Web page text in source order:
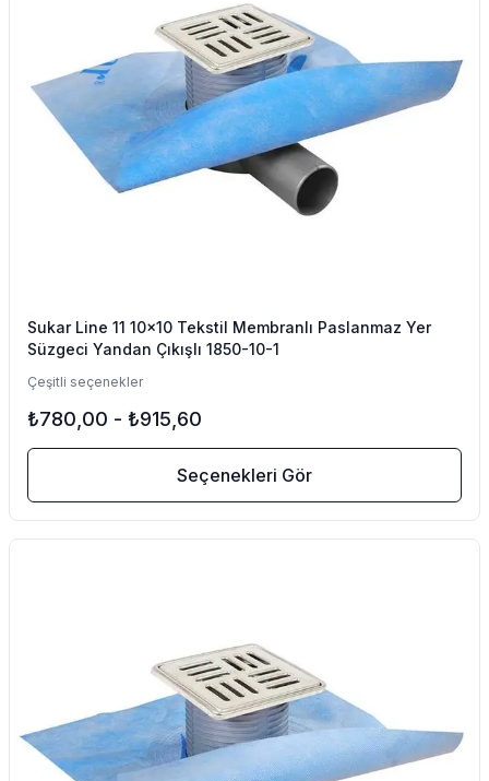
Sukar Line 11 10x10 Tekstil Membranlı Paslanmaz Yer
Süzgeci Yandan Çıkışlı 1850-10-1
Çeşitli seçenekler
₺780,00 - ₺915,60
Seçenekleri Gör